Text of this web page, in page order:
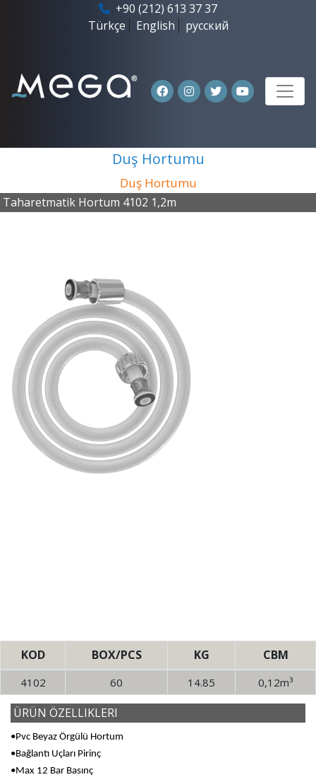
+90 (212) 613 37 37
Türkçe
English русский
Duş Hortumu
Duş Hortumu
Taharetmatik Hortum 4102 1,2m
KOD BOX/PCS KG CBM
4102 60 14.85 0,12m³
ÜRÜN ÖZELLIKLERI
•Pvc Beyaz Örgülü Hortum
•Bağlantı Uçları Pirinç
•Max 12 Bar Basınç